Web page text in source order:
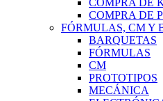
COMPRA DE
COMPRA DE
FÓRMULAS, CM Y
BARQUETAS
FÓRMULAS
CM
PROTOTIPOS
MECÁNICA